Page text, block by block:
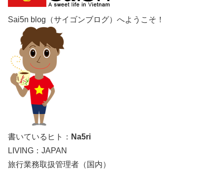
Sai5n blog（サイゴンブログ）へようこそ！
書いているヒト： Na5ri
LIVING：JAPAN
旅行業務取扱管理者（国内）